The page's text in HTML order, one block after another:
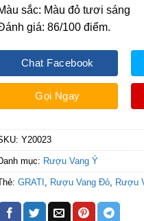
sắc: Màu đỏ tươi sáng
giá: 86/100 điểm.
Chat Facebook
Gọi Ngay
Y20023
mục: Rượu Vang Ý
GRATI , Rượu Vang Đỏ, Rượu